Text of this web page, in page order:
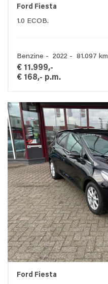
Ford Fiesta
1.0 ECOB.
Benzine - 2022 - 81.097 km
€ 11.999,-
€ 168,- p.m.
Ford Fiesta